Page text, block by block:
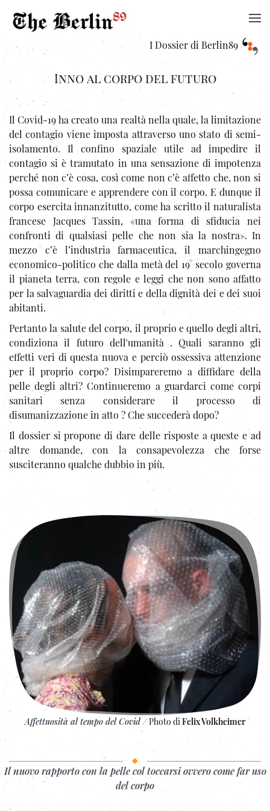
I Dossier di Berlin89
Inno al corpo del futuro
Il Covid-19 ha creato una realtà nella quale, la limitazione
del contagio viene imposta attraverso uno stato di semi-
isolamento. Il confino spaziale utile ad impedire il
contagio si è tramutato in una sensazione di impotenza
perché non c’è cosa, così come non c’è affetto che, non si
possa comunicare e apprendere con il corpo. E dunque il
corpo esercita innanzitutto, come ha scritto il naturalista
francese Jacques Tassin, «una forma di sfiducia nei
confronti di qualsiasi pelle che non sia la nostra». In
mezzo c’è l’industria farmaceutica, il marchingegno
economico-politico che dalla metà del 19° secolo governa
il pianeta terra, con regole e leggi che non sono affatto
per la salvaguardia dei diritti e della dignità dei e dei suoi
abitanti.
Pertanto la salute del corpo, il proprio e quello degli altri,
condiziona il futuro dell'umanità . Quali saranno gli
effetti veri di questa nuova e perciò ossessiva attenzione
per il proprio corpo? Disimpareremo a diffidare della
pelle degli altri? Continueremo a guardarci come corpi
sanitari senza considerare il processo di
disumanizzazione in atto ? Che succederà dopo?
Il dossier si propone di dare delle risposte a queste e ad
altre domande, con la consapevolezza che forse
susciteranno qualche dubbio in più.
Affettuosità al tempo del Covid/Photo di Felix Volkheimer
Il nuovo rapporto con la pelle col toccarsi ovvero come far uso
del corpo